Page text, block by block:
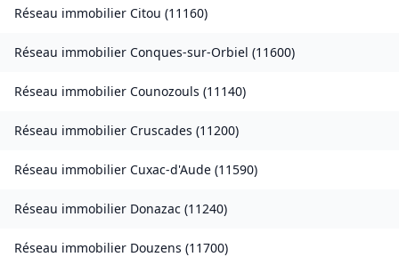
Réseau immobilier Citou (11160)
Réseau immobilier Conques-sur-Orbiel (11600)
Réseau immobilier Counozouls (11140)
Réseau immobilier Cruscades (11200)
Réseau immobilier Cuxac-d'Aude (11590)
Réseau immobilier Donazac (11240)
Réseau immobilier Douzens (11700)